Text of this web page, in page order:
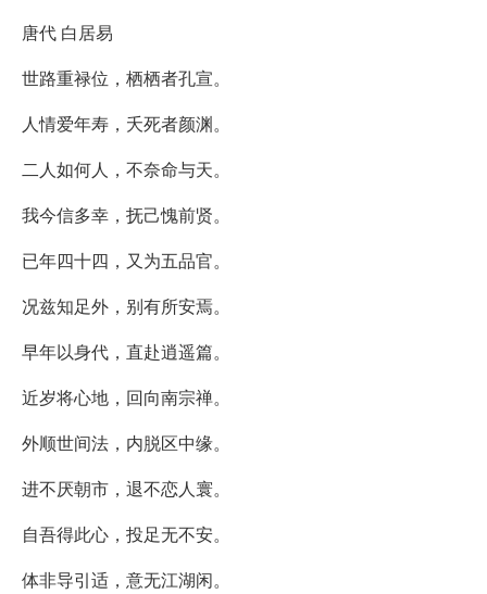
唐代 白居易
世路重禄位，栖栖者孔宣。
人情爱年寿，夭死者颜渊。
二人如何人，不奈命与天。
我今信多幸，抚己愧前贤。
已年四十四，又为五品官。
况兹知足外，别有所安焉。
早年以身代，直赴逍遥篇。
近岁将心地，回向南宗禅。
外顺世间法，内脱区中缘。
进不厌朝市，退不恋人寰。
自吾得此心，投足无不安。
体非导引适，意无江湖闲。